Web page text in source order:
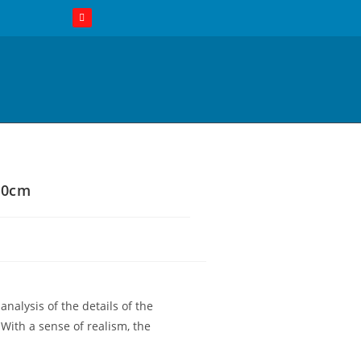
of the details of the
a sense of realism, the